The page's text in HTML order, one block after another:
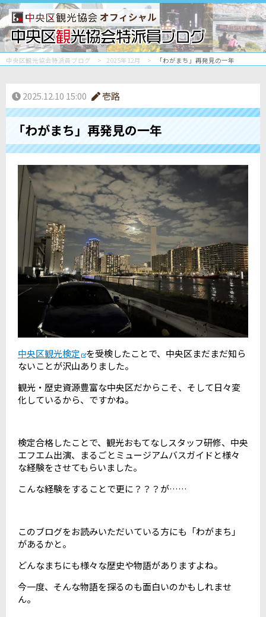
オフィシャル
中央区観光協会特派員ブログ 2025年12月 「わがまち」再発見の一年
2025.12.10 15:00 壱路
「わがまち」再発見の一年
中央区観光検定 を受検したことで、中央区まだまだ知ら
ないことが沢山ありました。
観光・歴史資源豊富な中央区だからこそ、そして日々変
化しているから、ですかね。
検定合格したことで、観光おもてなしスタッフ研修、中央
エフエム出演、まるごとミュージアムバスガイドと様々
な経験をさせてもらいました。
こんな経験をすることで更に？？？が……
このブログをお読みいただいている方にも「わがまち」
があるかと。
どんなまちにも様々な歴史や物語がありますよね。
今一度、そんな物語を探るのも面白いのかもしれませ
ん。